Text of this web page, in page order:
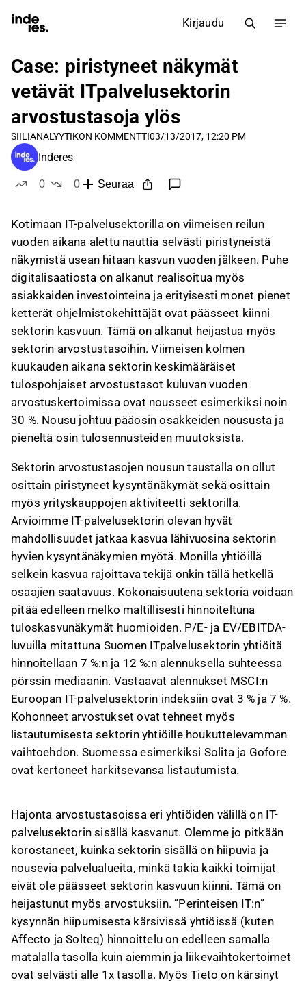
Kirjaudu
Case: piristyneet näkymät
vetävät ITpalvelusektorin
arvostustasoja ylös
SIILIANALYYTIKON KOMMENTTI03/13/2017, 12:20 PM
Inderes
0
0
Seuraa
Kotimaan IT-palvelusektorilla on viimeisen reilun
vuoden aikana alettu nauttia selvästi piristyneistä
näkymistä usean hitaan kasvun vuoden jälkeen. Puhe
digitalisaatiosta on alkanut realisoitua myös
asiakkaiden investointeina ja erityisesti monet pienet
ketterät ohjelmistokehittäjät ovat päässeet kiinni
sektorin kasvuun. Tämä on alkanut heijastua myös
sektorin arvostustasoihin. Viimeisen kolmen
kuukauden aikana sektorin keskimääräiset
tulospohjaiset arvostustasot kuluvan vuoden
arvostuskertoimissa ovat nousseet esimerkiksi noin
30 %. Nousu johtuu pääosin osakkeiden noususta ja
pieneltä osin tulosennusteiden muutoksista.
Sektorin arvostustasojen nousun taustalla on ollut
osittain piristyneet kysyntänäkymät sekä osittain
myös yrityskauppojen aktiviteetti sektorilla.
Arvioimme IT-palvelusektorin olevan hyvät
mahdollisuudet jatkaa kasvua lähivuosina sektorin
hyvien kysyntänäkymien myötä. Monilla yhtiöillä
selkein kasvua rajoittava tekijä onkin tällä hetkellä
osaajien saatavuus. Kokonaisuutena sektoria voidaan
pitää edelleen melko maltillisesti hinnoiteltuna
tuloskasvunäkymät huomioiden. P/E- ja EV/EBITDA-
luvuilla mitattuna Suomen ITpalvelusektorin yhtiöitä
hinnoitellaan 7 %:n ja 12 %:n alennuksella suhteessa
pörssin mediaanin. Vastaavat alennukset MSCI:n
Euroopan IT-palvelusektorin indeksiin ovat 3 % ja 7 %.
Kohonneet arvostukset ovat tehneet myös
listautumisesta sektorin yhtiöille houkuttelevamman
vaihtoehdon. Suomessa esimerkiksi Solita ja Gofore
ovat kertoneet harkitsevansa listautumista.
Hajonta arvostustasoissa eri yhtiöiden välillä on IT-
palvelusektorin sisällä kasvanut. Olemme jo pitkään
korostaneet, kuinka sektorin sisällä on hiipuvia ja
nousevia palvelualueita, minkä takia kaikki toimijat
eivät ole päässeet sektorin kasvuun kiinni. Tämä on
heijastunut myös arvostuksiin. ”Perinteisen IT:n”
kysynnän hiipumisesta kärsivissä yhtiöissä (kuten
Affecto ja Solteq) hinnoittelu on edelleen samalla
matalalla tasolla kuin aiemmin ja liikevaihtokertoimet
ovat selvästi alle 1x tasolla. Myös Tieto on kärsinyt